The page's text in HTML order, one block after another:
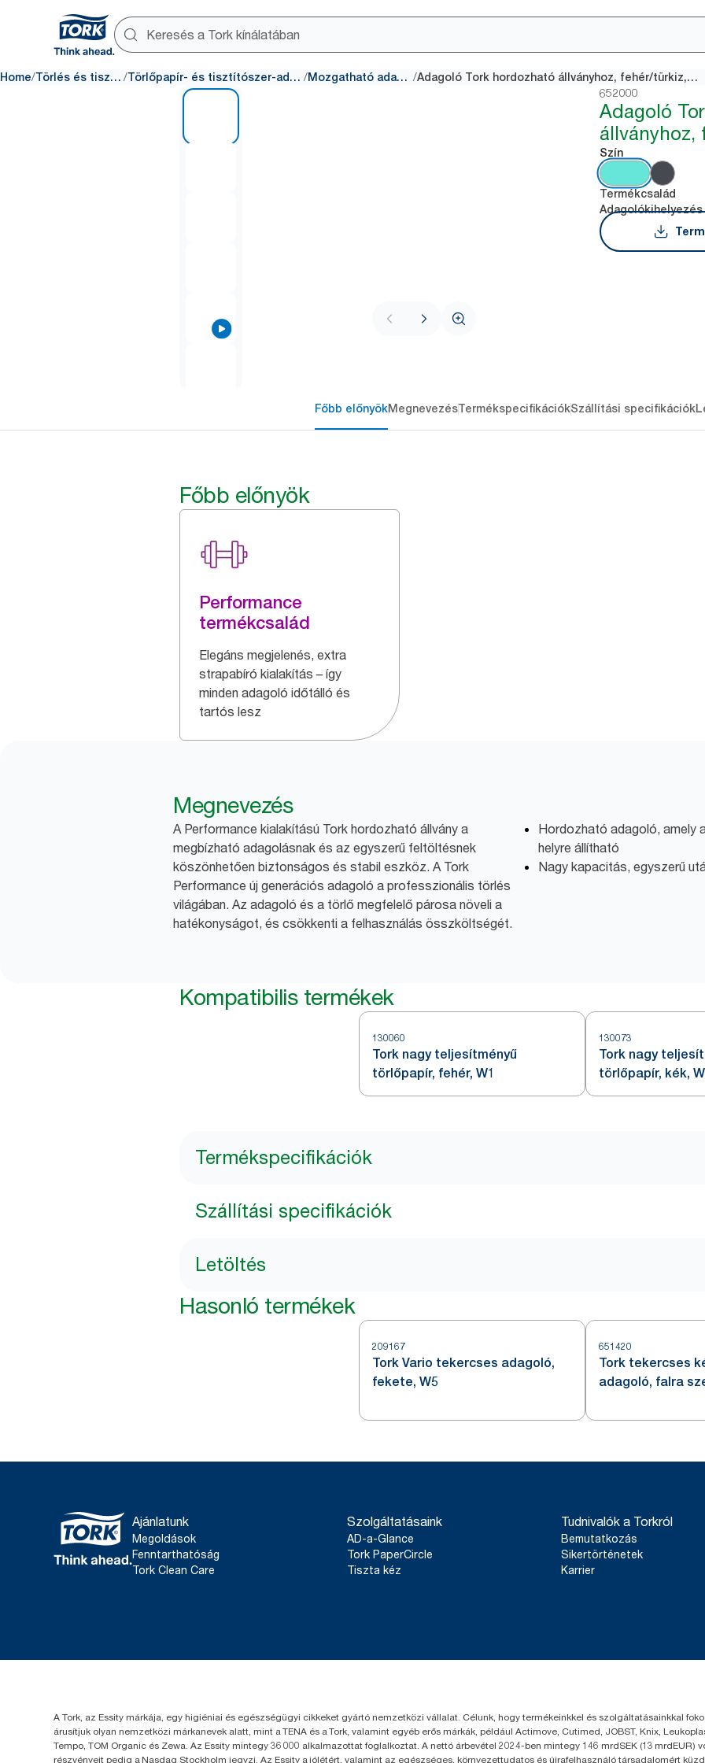
Home/ Törlés és tisztítás / Törlőpapír- és tisztítószer-adagolók / Mozgatható adagolók / Adagoló Tork hordozható állványhoz, fehér/türkiz, W1
652000
Adagoló
állványhoz,
Szín
Termékcsalád
Adagolókihelyezés
Főbb előnyökMegnevezésTermékspecifikációkSzállítási specifikációk
Főbb előnyök
Performance
termékcsalád
Elegáns megjelenés, extra
strapabíró kialakítás – így
minden adagoló időtálló és
tartós lesz
Megnevezés
A Performance kialakítású Tork hordozható állvány a
megbízható adagolásnak és az egyszerű feltöltésnek
köszönhetően biztonságos és stabil eszköz. A Tork
Performance új generációs adagoló a professzionális törlés
világában. Az adagoló és a törlő megfelelő párosa növeli a
hatékonyságot, és csökkenti a felhasználás összköltségét.
Hordozható adagoló, amely
helyre állítható
Nagy kapacitás, egyszerű
Kompatibilis termékek
130060
Tork nagy teljesítményű
törlőpapír, fehér, W1
130073
Tork nagy
törlőpapír, kék,
Termékspecifikációk
Szállítási specifikációk
Letöltés
Hasonló termékek
209167
Tork Vario tekercses adagoló,
fekete, W5
651420
Tork tekercses
adagoló, falra
Ajánlatunk
Megoldások
Fenntarthatóság
Tork Clean Care
Szolgáltatásaink
AD-a-Glance
Tork PaperCircle
Tiszta kéz
Tudnivalók a Torkról
Bemutatkozás
Sikertörténetek
Karrier
A Tork, az Essity márkája, egy higiéniai és egészségügyi cikkeket gyártó nemzetközi vállalat. Célunk, hogy termékeinkkel és szolgáltatásainkkal
árusítjuk olyan nemzetközi márkanevek alatt, mint a TENA és a Tork, valamint egyéb erős márkák, például Actimove, Cutimed, JOBST, Knix,
Tempo, TOM Organic és Zewa. Az Essity mintegy 36 000 alkalmazottat foglalkoztat. A nettó árbevétel 2024-ben mintegy 146 mrdSEK (13 mrdEUR)
részvényeit pedig a Nasdaq Stockholm jegyzi. Az Essity a jólétért, valamint az egészséges, környezettudatos és újrafelhasználó társadalomért